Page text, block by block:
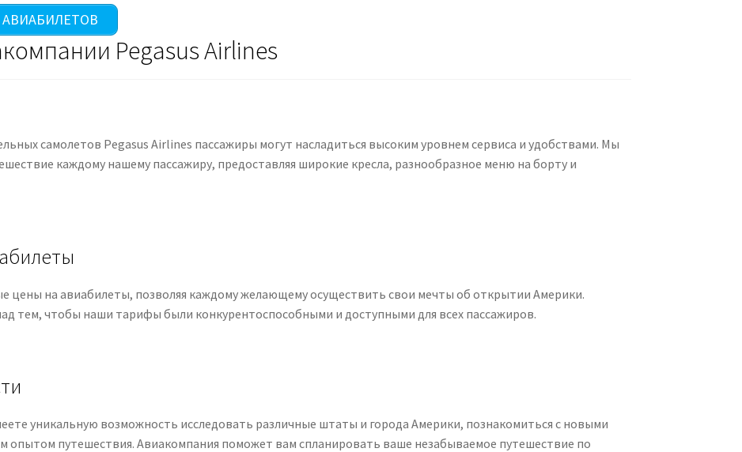
Pegasus Airlines
самолетов Pegasus Airlines пассажиры могут насладиться высоким уровнем сервиса и удобствами. Мы
каждому нашему пассажиру, предоставляя широкие кресла, разнообразное меню на борту и
цены на авиабилеты, позволяя каждому желающему осуществить свои мечты об открытии Америки.
тем, чтобы наши тарифы были конкурентоспособными и доступными для всех пассажиров.
уникальную возможность исследовать различные штаты и города Америки, познакомиться с новыми
опытом путешествия. Авиакомпания поможет вам спланировать ваше незабываемое путешествие по